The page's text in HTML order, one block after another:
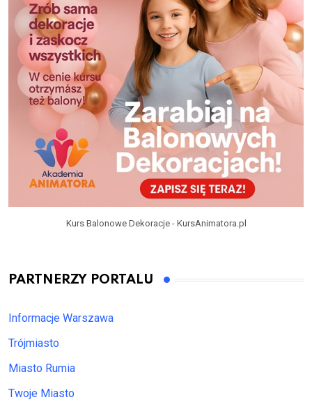
Kurs Balonowe Dekoracje - KursAnimatora.pl
PARTNERZY PORTALU
Informacje Warszawa
Trójmiasto
Miasto Rumia
Twoje Miasto